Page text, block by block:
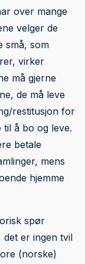
over mange
velger de
små, som
virker
må gjerne
de må leve
restitusjon for
til å bo og leve.
betale
mens
hjemme
spør
er ingen tvil
(norske)